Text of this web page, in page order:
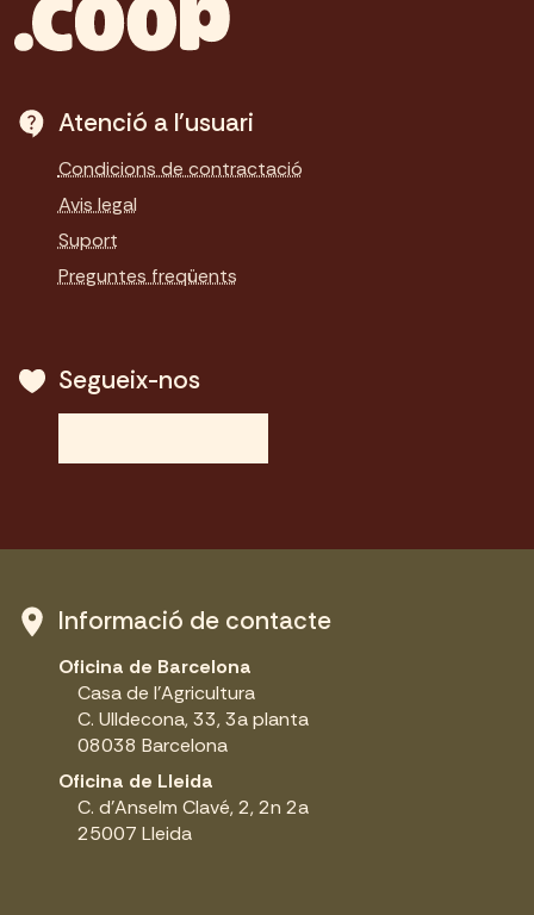
Atenció a l'usuari
Condicions de contractació
Avis legal
Suport
Preguntes freqüents
Segueix-nos
Informació de contacte
Oficina de Barcelona
Casa de l'Agricultura
C. Ulldecona, 33, 3a planta
08038 Barcelona
Oficina de Lleida
C. d'Anselm Clavé, 2, 2n 2a
25007 Lleida